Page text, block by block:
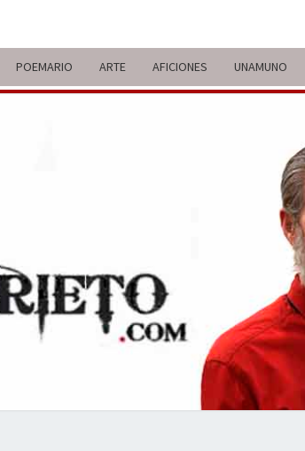
POEMARIO ARTE AFICIONES UNAMUNO
VIDA Y